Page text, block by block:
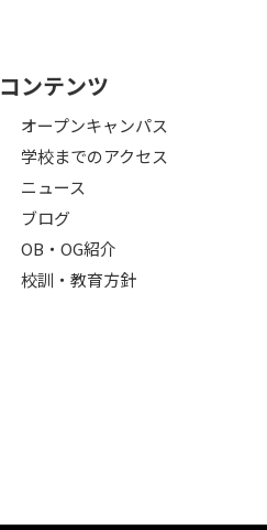
コンテンツ
オープンキャンパス
学校までのアクセス
ニュース
ブログ
OB・OG紹介
校訓・教育方針